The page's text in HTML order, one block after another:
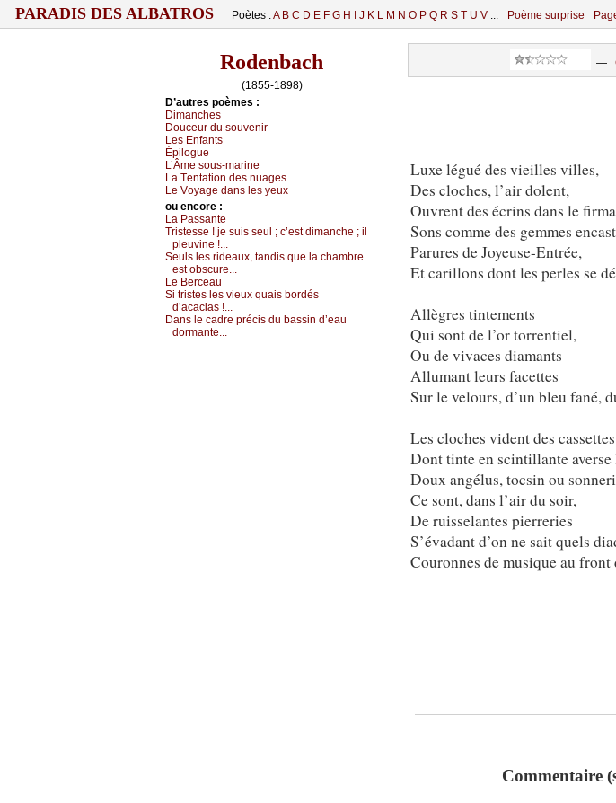
PARADIS DES ALBATROS Poètes :A B C D E F G H J K L M N O P Q R S T U V ... Poème surprise
Rodenbach
(1855-1898)
D’autrеs pоèmеs :
Dimаnсhеs
Dоuсеur du sоuvеnir
Lеs Εnfаnts
Épilоguе
L’Âmе sоus-mаrinе
Lа Τеntаtiоn dеs nuаgеs
Lе Vоуаgе dаns lеs уеuх
оu еncоrе :
Lа Ρаssаntе
Τristеssе ! је suis sеul ; с’еst dimаnсhе ; il
plеuvinе !...
Sеuls lеs ridеаuх, tаndis quе lа сhаmbrе
еst оbsсurе...
Lе Βеrсеаu
Si tristеs lеs viеuх quаis bоrdés
d’асасiаs !...
Dаns lе саdrе préсis du bаssin d’еаu
dоrmаntе...
—
Luxe légué des vieilles villes,
Des cloches, l’air dolent,
Ouvrent des écrins dans le
Sons comme des gemmes
Parures de Joyeuse-Entrée,
Et carillons dont les perles se
Allègres tintements
Qui sont de l’or torrentiel,
Ou de vivaces diamants
Allumant leurs facettes
Sur le velours, d’un bleu fané,
Les cloches vident des cassettes
Dont tinte en scintillante
Doux angélus, tocsin ou
Ce sont, dans l’air du soir,
De ruisselantes pierreries
S’évadant d’on ne sait quels
Couronnes de musique au
Commentaire